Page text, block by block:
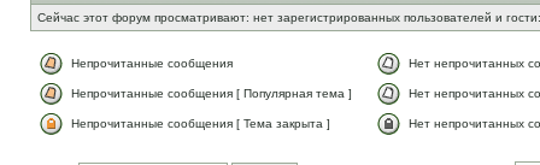
Сейчас этот форум просматривают: нет зарегистрированных пользователей и
Непрочитанные сообщения Нет непрочитанных
Непрочитанные сообщения [ Популярная тема ] Нет непрочитанных
Непрочитанные сообщения [ Тема закрыта ] Нет непрочитанных